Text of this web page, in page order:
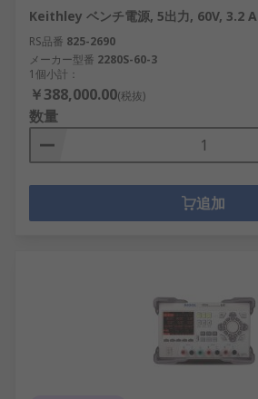
Keithley ベンチ電源, 5出力, 60V, 3.2 A
RS品番 825-2690
メーカー型番 2280S-60-3
1個小計：
￥388,000.00(税抜)
数量
追加